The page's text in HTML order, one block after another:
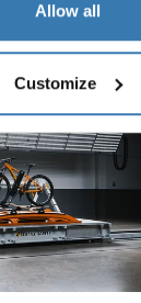
Allow all
Customize